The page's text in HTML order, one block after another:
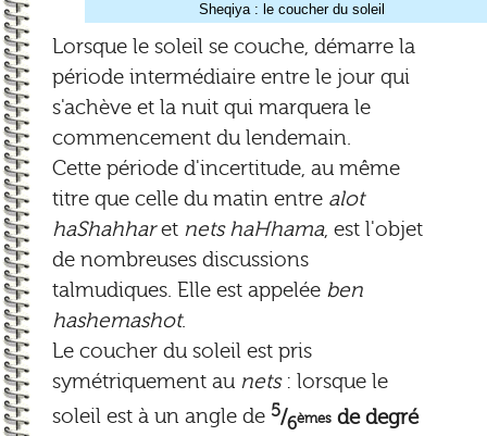
Sheqiya : le coucher du soleil
Lorsque le soleil se couche, démarre la
période intermédiaire entre le jour qui
s'achève et la nuit qui marquera le
commencement du lendemain.
Cette période d'incertitude, au même
titre que celle du matin entre alot
haShahharet nets haHhama, est l'objet
de nombreuses discussions
talmudiques. Elle est appelée ben
hashemashot.
Le coucher du soleil est pris
symétriquement au nets: lorsque le
soleil est à un angle de 5/6èmes de degré